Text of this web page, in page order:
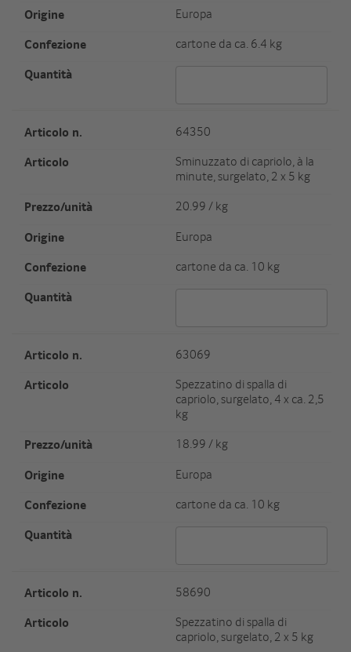
Herkunft
Europa
Verpackungseinheit/Gewicht
cartone da ca. 6.4 kg
Artikel Nr.
64350
Artikel
Sminuzzato di capriolo, à la
minute, surgelato, 2 x 5 kg
Preis/Einheit
20.99 / kg
Herkunft
Europa
Verpackungseinheit/Gewicht
cartone da ca. 10 kg
Artikel Nr.
63069
Artikel
Spezzatino di spalla di
capriolo, surgelato, 4 x ca. 2,5
kg
Preis/Einheit
18.99 / kg
Herkunft
Europa
Verpackungseinheit/Gewicht
cartone da ca. 10 kg
Artikel Nr.
58690
Artikel
Spezzatino di spalla di
capriolo, surgelato, 2 x 5 kg